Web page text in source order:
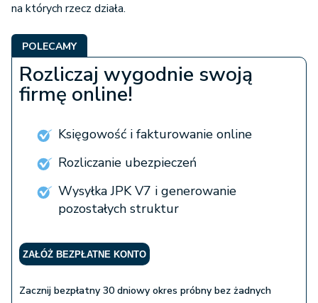
na których rzecz działa.
POLECAMY
Rozliczaj wygodnie swoją
firmę online!
Księgowość i fakturowanie online
Rozliczanie ubezpieczeń
Wysyłka JPK V7 i generowanie
pozostałych struktur
ZAŁÓŻ BEZPŁATNE KONTO
Zacznij bezpłatny 30 dniowy okres próbny bez żadnych